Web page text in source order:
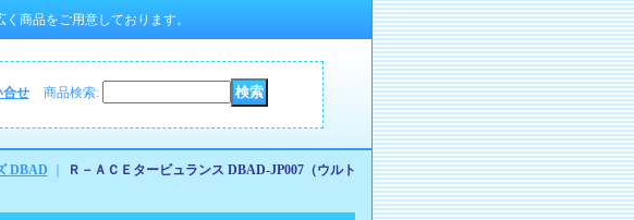
商品をご用意しております。
合せ 商品検索:
DBAD
Ｒ－ＡＣＥタービュランス DBAD-JP007（ウルト